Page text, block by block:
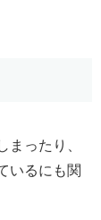
ったり、
いるにも関